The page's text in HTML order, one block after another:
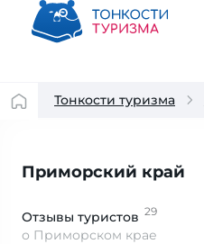
Тонкости туризма
Приморский край
Отзывы туристов 29
о Приморском крае